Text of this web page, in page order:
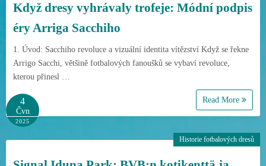
Když dresy vyhrávaly trofeje: Módní podpis
éry Arriga Sacchiho
1. Úvod: Sacchiho revoluce a vizuální identita vítězství Když se řekne
Arrigo Sacchi, většině fotbalových fanoušků se vybaví revoluce,
kterou přinesl …
Read More
4
Čvn
2025
Historie fotbalových dresů